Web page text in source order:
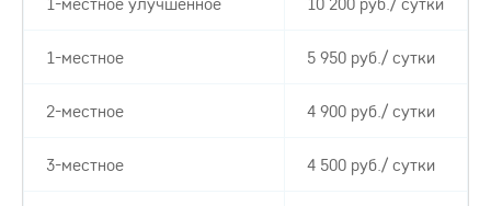
1-местное 5 950 руб./ сутки
2-местное 4 900 руб./ сутки
3-местное 4 500 руб./ сутки